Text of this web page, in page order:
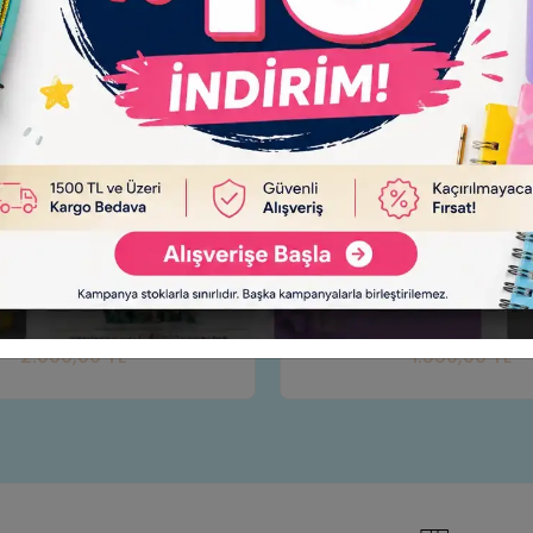
İş Makinası Kepçe Uzaktan Kumandalı
INGENUITY 1:14
1.550,00 TL
Sepete Ekle